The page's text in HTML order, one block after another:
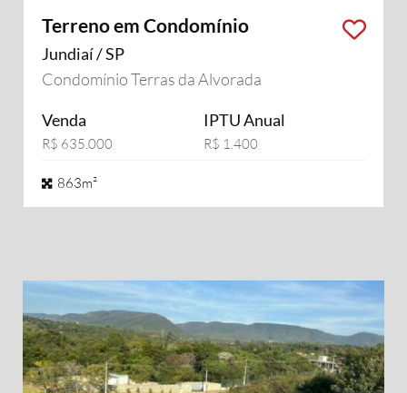
Terreno em Condomínio
Jundiaí / SP
Condomínio Terras da Alvorada
Venda
R$ 635.000
IPTU Anual
R$ 1.400
863m²